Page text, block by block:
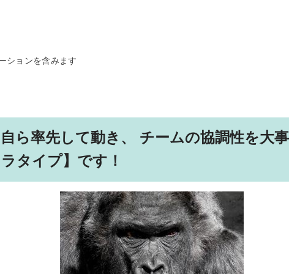
ションを含みます
ら率先して動き、 チームの協調性を大
タイプ】です！